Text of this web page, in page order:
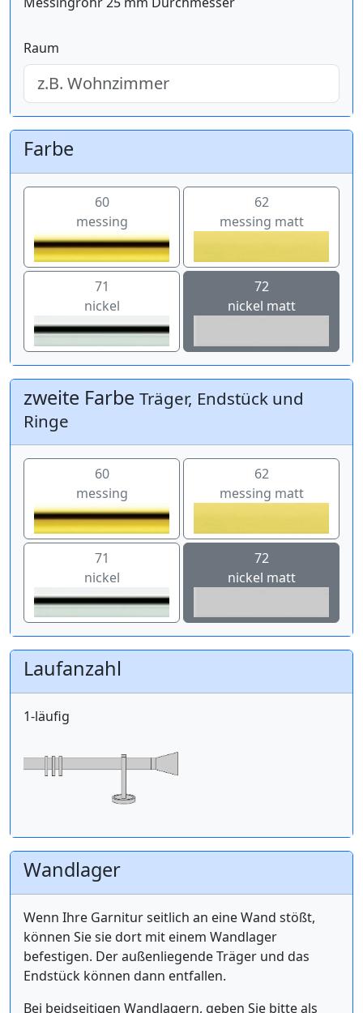
Raum
Farbe
60
messing
62
messing matt
71
nickel
72
nickel matt
zweite Farbe Träger, Endstück und
Ringe
60
messing
62
messing matt
71
nickel
72
nickel matt
Laufanzahl
1-läufig
Wandlager
Wenn Ihre Garnitur seitlich an eine Wand stößt,
können Sie sie dort mit einem Wandlager
befestigen. Der außenliegende Träger und das
Endstück können dann entfallen.
Bei beidseitigen Wandlagern, geben Sie bitte als